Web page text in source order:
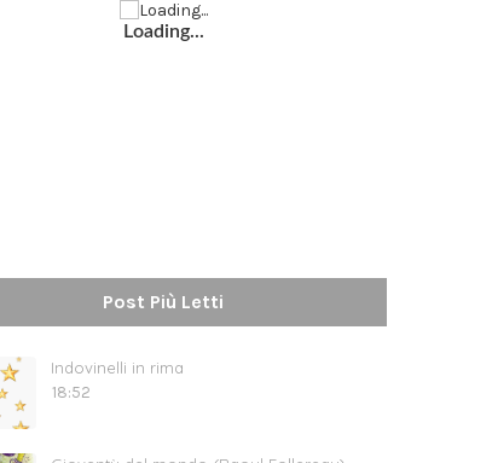
Loading...
Post Più Letti
Indovinelli in rima
18:52